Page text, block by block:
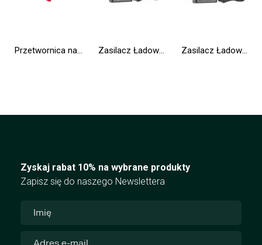
Przetwornica napięcia Inwerter Green Cell® tryb UPS 12V na 230V Czysta sinusoida 300W/600W do Pompy centralnego ogrzewania Zasilacz Ładowarka Green Cell PRO 19.5V 3.33A 65W do HP 250 G2 G3 G4 G5 15-R 15-R100NW 15-R101NW 15-R104NW 15-R233NW 15-R253NW Zasilacz Ładowarka Green Cell PRO 20V 3.25A 65W do Lenovo IdeaPad 3, IdeaPad 5, 320-15 510-15 S145-14 S145-15 S340-14 S540-14
Zyskaj rabat 10% na wybrane produkty
Zapisz się do naszego Newslettera